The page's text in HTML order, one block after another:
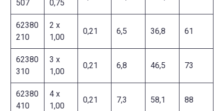
507 0,75
62380
210
2 x
1,00
0,21 6,5 36,8 61
62380
310
3 x
1,00
0,21 6,8 46,5 73
62380
410
4 x
1,00
0,21 7,3 58,1 88